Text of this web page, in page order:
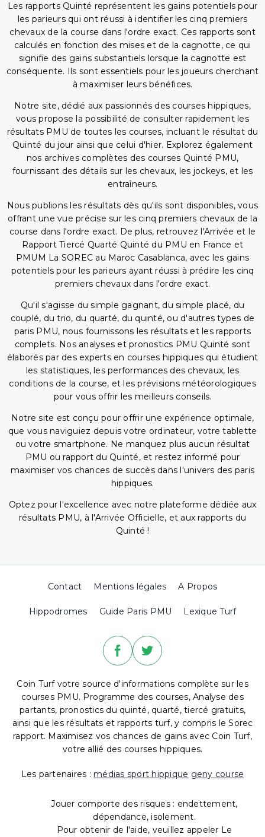
Les rapports Quinté représentent les gains potentiels pour
les parieurs qui ont réussi à identifier les cinq premiers
chevaux de la course dans l'ordre exact. Ces rapports sont
calculés en fonction des mises et de la cagnotte, ce qui
signifie des gains substantiels lorsque la cagnotte est
conséquente. Ils sont essentiels pour les joueurs cherchant
à maximiser leurs bénéfices.
Notre site, dédié aux passionnés des courses hippiques,
vous propose la possibilité de consulter rapidement les
résultats PMU de toutes les courses, incluant le résultat du
Quinté du jour ainsi que celui d'hier. Explorez également
nos archives complètes des courses Quinté PMU,
fournissant des détails sur les chevaux, les jockeys, et les
entraîneurs.
Nous publions les résultats dès qu'ils sont disponibles, vous
offrant une vue précise sur les cinq premiers chevaux de la
course dans l'ordre exact. De plus, retrouvez l'Arrivée et le
Rapport Tiercé Quarté Quinté du PMU en France et
PMUM La SOREC au Maroc Casablanca, avec les gains
potentiels pour les parieurs ayant réussi à prédire les cinq
premiers chevaux dans l'ordre exact.
Qu'il s'agisse du simple gagnant, du simple placé, du
couplé, du trio, du quarté, du quinté, ou d'autres types de
paris PMU, nous fournissons les résultats et les rapports
complets. Nos analyses et pronostics PMU Quinté sont
élaborés par des experts en courses hippiques qui étudient
les statistiques, les performances des chevaux, les
conditions de la course, et les prévisions météorologiques
pour vous offrir les meilleurs conseils.
Notre site est conçu pour offrir une expérience optimale,
que vous naviguiez depuis votre ordinateur, votre tablette
ou votre smartphone. Ne manquez plus aucun résultat
PMU ou rapport du Quinté, et restez informé pour
maximiser vos chances de succès dans l'univers des paris
hippiques.
Optez pour l'excellence avec notre plateforme dédiée aux
résultats PMU, à l'Arrivée Officielle, et aux rapports du
Quinté !
Contact Mentions légales A Propos
Hippodromes Guide Paris PMU Lexique Turf
Coin Turf votre source d'informations complète sur les
courses PMU. Programme des courses, Analyse des
partants, pronostics du quinté, quarté, tiercé gratuits,
ainsi que les résultats et rapports turf, y compris le Sorec
rapport. Maximisez vos chances de gains avec Coin Turf,
votre allié des courses hippiques.
Les partenaires : médias sport hippique geny course
Jouer comporte des risques : endettement,
dépendance, isolement.
Pour obtenir de l'aide, veuillez appeler Le